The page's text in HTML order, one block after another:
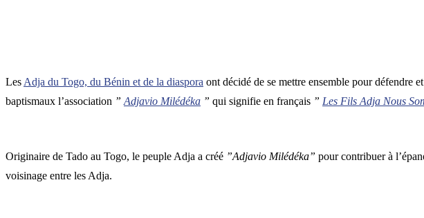
Les Adja du Togo, du Bénin et de la diaspora ont décidé de se mettre ensemble pour défendre
baptismaux l’association ” Adjavio Milédéka ” qui signifie en français ” Les Fils Adja Nous
Originaire de Tado au Togo, le peuple Adja a créé ”Adjavio Milédéka” pour contribuer à
voisinage entre les Adja.